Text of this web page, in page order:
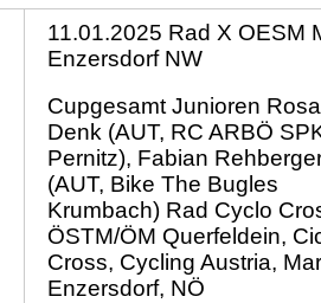
11.01.2025 Rad X OESM
Enzersdorf NW
Cupgesamt Junioren
Denk (AUT, RC ARBÖ
Pernitz), Fabian
(AUT, Bike The Bugles
Krumbach) Rad Cyclo
ÖSTM/ÖM Querfeldein,
Cross, Cycling Austria,
Enzersdorf, NÖ